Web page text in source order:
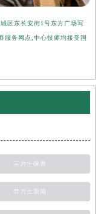
区东长安街1号东方广场写
服务网点,中心技师均接受国
劳力士保养
劳力士新闻